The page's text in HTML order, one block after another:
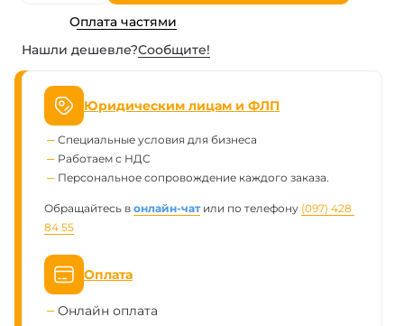
Оплата частями
Нашли дешевле?Сообщите!
Юридическим лицам и ФЛП
Специальные условия для бизнеса
Работаем с НДС
Персональное сопровождение каждого заказа.
Обращайтесь в онлайн-чатили по телефону (097) 428
84 55
Оплата
Онлайн оплата